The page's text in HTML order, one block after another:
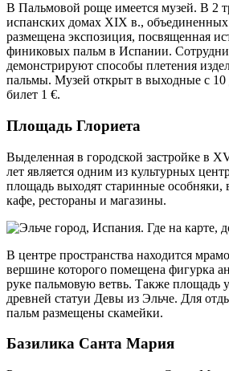
В Пальмовой роще имеется музей. В 2
испанских домах XIX в.,
размещена экспозиция, посвященная
финиковых пальм в Испании.
демонстрируют способы плетения
пальмы. Музей открыт в выходные с 10
билет 1 €.
Площадь Глориета
Выделенная в городской застройке в
лет является одним из культурных
площадь выходят старинные особняки,
кафе, рестораны и магазины.
В центре пространства находится
вершине которого помещена фигурка
руке пальмовую ветвь. Также площадь
древней статуи Девы из Эльче. Для
пальм размещены скамейки.
Базилика Санта Мария